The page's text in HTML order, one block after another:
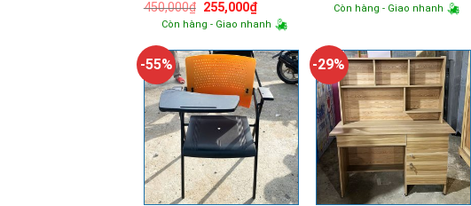
450,000₫ Giá
gốc
là:
255,000₫Giá
hiện
tại
255,000₫.
Còn hàng - Giao nhanh
gốc
là:
hiện
tại
Còn hàng - Giao nhanh
-55% -29%